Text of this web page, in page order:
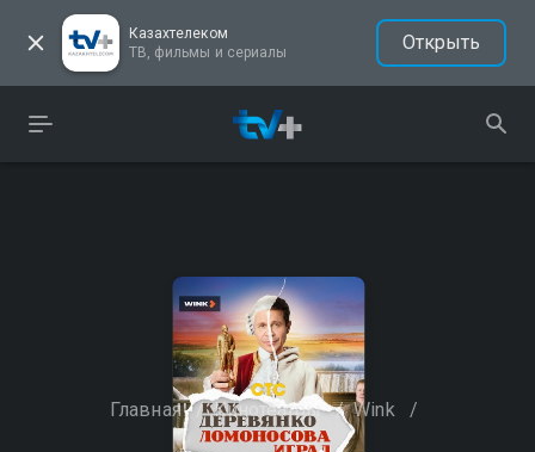
Казахтелеком
ТВ, фильмы и сериалы
Открыть
Главная / Кинотеатры / Wink /